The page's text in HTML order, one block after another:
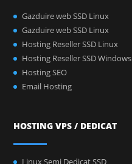
Gazduire web SSD Linux
Gazduire web SSD Linux
Hosting Reseller SSD Linux
Hosting Reseller SSD Windows
Hosting SEO
Email Hosting
HOSTING VPS / DEDICAT
Linux Semi Dedicat SSD